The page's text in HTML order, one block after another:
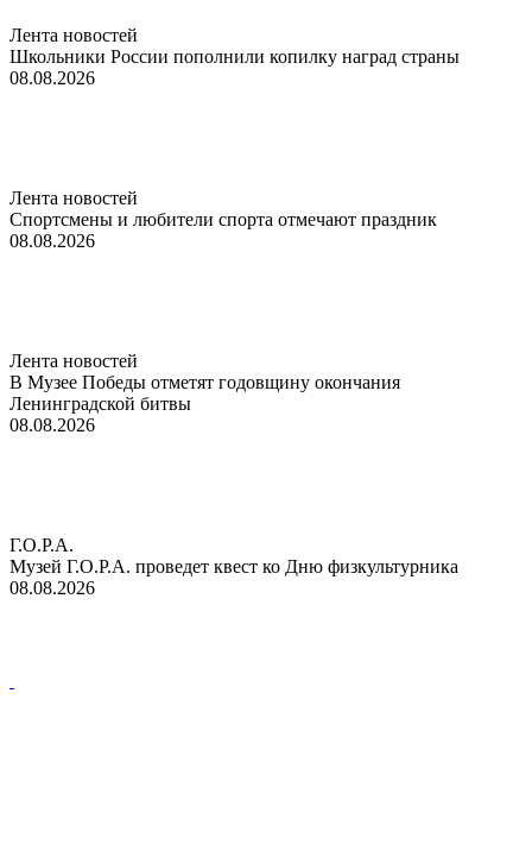
Лента новостей
Школьники России пополнили копилку наград страны
08.08.2026
Лента новостей
Спортсмены и любители спорта отмечают праздник
08.08.2026
Лента новостей
В Музее Победы отметят годовщину окончания
Ленинградской битвы
08.08.2026
Г.О.Р.А.
Музей Г.О.Р.А. проведет квест ко Дню физкультурника
08.08.2026